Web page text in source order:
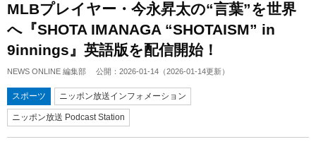
MLBプレイヤー・今永昇太の“言葉”を世界
へ『SHOTA IMANAGA “SHOTAISM” in
9innings』英語版を配信開始！
NEWS ONLINE 編集部 公開： 2026-01-14 （2026-01-14更新）
スポーツ ニッポン放送インフォメーション
ニッポン放送 Podcast Station